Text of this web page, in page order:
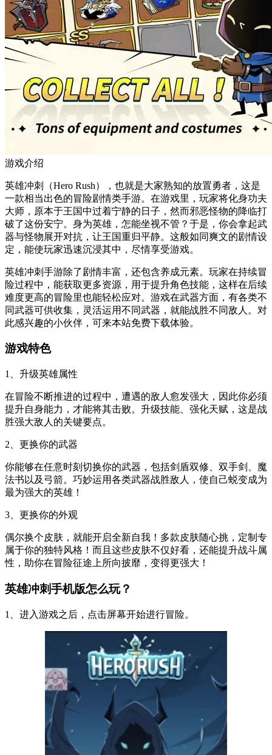
游戏介绍
英雄冲刺（Hero Rush），也就是大家熟知的放置勇者，这是
一款相当出色的冒险剧情类手游。在游戏里，玩家将化身功夫
大师，原本于王国中过着宁静的日子，然而邪恶怪物的降临打
破了这份安宁。身为英雄，怎能坐视不管？于是，你会拿起武
器与怪物展开对抗，让王国重归平静。这般如同爽文的剧情设
定，能使玩家迅速沉浸其中，尽情享受游戏。
英雄冲刺手游除了剧情丰富，还包含养成元素。玩家在持续冒
险过程中，能获取更多资源，用于提升角色技能，这样在后续
难度更高的冒险里也能轻松应对。游戏在武器方面，有各类不
同武器可供收集，灵活运用不同武器，就能战胜不同敌人。对
此感兴趣的小伙伴，可来本站免费下载体验。
游戏特色
1、升级英雄属性
在冒险不断推进的过程中，遭遇的敌人愈发强大，因此你必须
提升自身能力，才能将其击败。升级技能、强化天赋，这是战
胜强大敌人的关键要点。
2、更换你的武器
你能够在任意时刻切换你的武器，包括剑盾双修、双手剑、魔
法书以及弓箭。巧妙运用各类武器战胜敌人，使自己蜕变成为
最为强大的英雄！
3、更换你的外观
偶尔换个皮肤，就能开启全新自我！多款皮肤随心挑，定制专
属于你的独特风格！而且这些皮肤不仅好看，还能提升战斗属
性，助你在冒险征途上所向披靡，变得更强大！
英雄冲刺手机版怎么玩？
1、进入游戏之后，点击屏幕开始进行冒险。